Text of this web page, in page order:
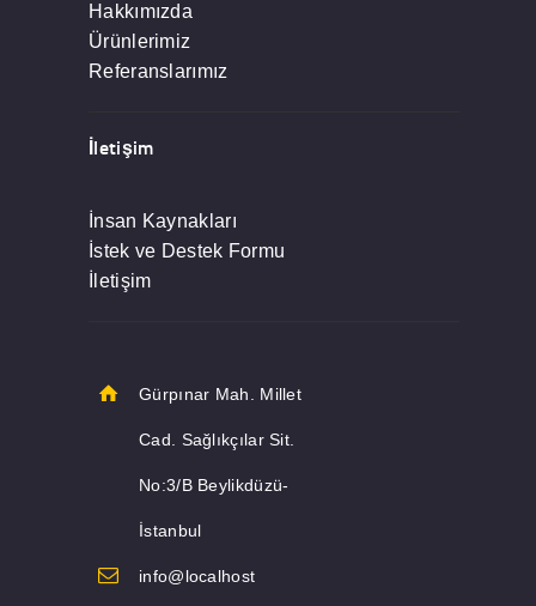
Hakkımızda
Ürünlerimiz
Referanslarımız
İletişim
İnsan Kaynakları
İstek ve Destek Formu
İletişim
Gürpınar Mah. Millet
Cad. Sağlıkçılar Sit.
No:3/B Beylikdüzü-
İstanbul
info@localhost